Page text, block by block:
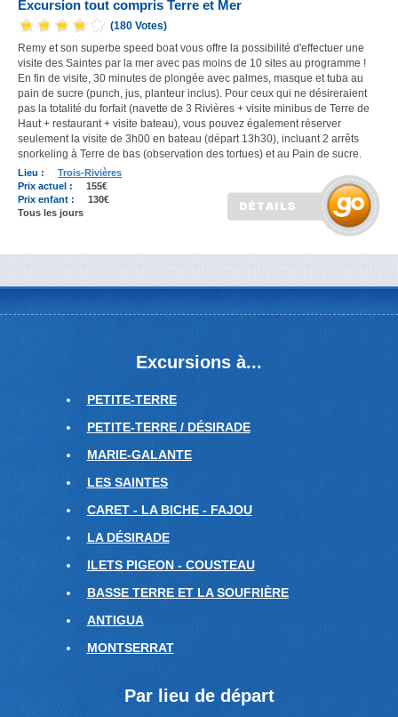
Excursion tout compris Terre et Mer
(180 Votes)
Remy et son superbe speed boat vous offre la possibilité d'effectuer une
visite des Saintes par la mer avec pas moins de 10 sites au programme !
En fin de visite, 30 minutes de plongée avec palmes, masque et tuba au
pain de sucre (punch, jus, planteur inclus). Pour ceux qui ne désireraient
pas la totalité du forfait (navette de 3 Rivières + visite minibus de Terre de
Haut + restaurant + visite bateau), vous pouvez également réserver
seulement la visite de 3h00 en bateau (départ 13h30), incluant 2 arrêts
snorkeling à Terre de bas (observation des tortues) et au Pain de sucre.
Lieu :
Trois-Rivières
Prix actuel :
155€
Prix enfant :
130€
Tous les jours
Excursions à...
PETITE-TERRE
PETITE-TERRE / DÉSIRADE
MARIE-GALANTE
LES SAINTES
CARET - LA BICHE - FAJOU
LA DÉSIRADE
ILETS PIGEON - COUSTEAU
BASSE TERRE ET LA SOUFRIÈRE
ANTIGUA
MONTSERRAT
Par lieu de départ